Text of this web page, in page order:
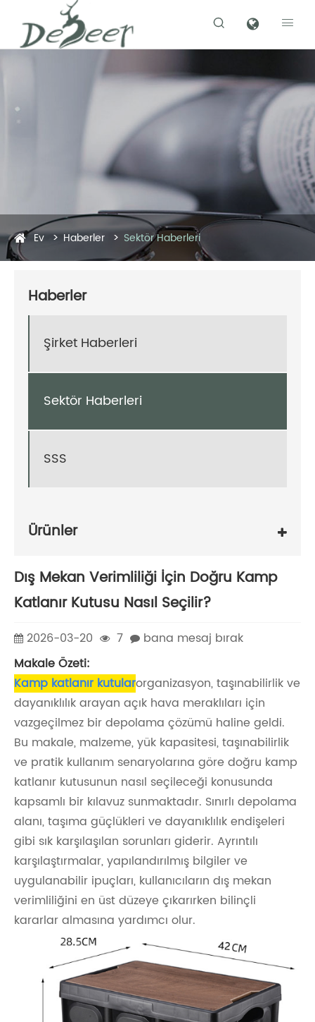
 
Ev Haberler Sektör Haberleri
Haberler
Şirket Haberleri
Sektör Haberleri
SSS
Ürünler
Dış Mekan Verimliliği İçin Doğru Kamp
Katlanır Kutusu Nasıl Seçilir?
2026-03-20 7
bana mesaj bırak
Makale Özeti:
Kamp katlanır kutularorganizasyon, taşınabilirlik ve
dayanıklılık arayan açık hava meraklıları için
vazgeçilmez bir depolama çözümü haline geldi.
Bu makale, malzeme, yük kapasitesi, taşınabilirlik
ve pratik kullanım senaryolarına göre doğru kamp
katlanır kutusunun nasıl seçileceği konusunda
kapsamlı bir kılavuz sunmaktadır. Sınırlı depolama
alanı, taşıma güçlükleri ve dayanıklılık endişeleri
gibi sık karşılaşılan sorunları giderir. Ayrıntılı
karşılaştırmalar, yapılandırılmış bilgiler ve
uygulanabilir ipuçları, kullanıcıların dış mekan
verimliliğini en üst düzeye çıkarırken bilinçli
kararlar almasına yardımcı olur.